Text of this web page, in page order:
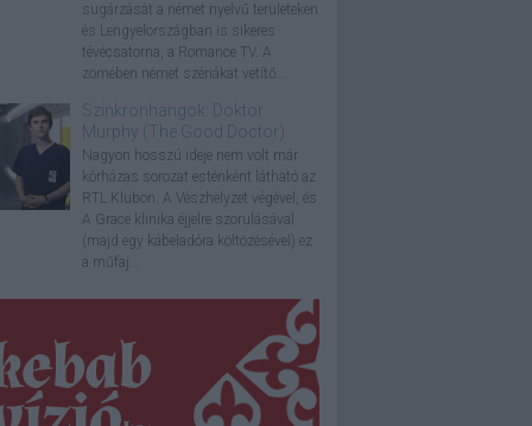
sugárzását a német nyelvű területeken
és Lengyelországban is sikeres
tévécsatorna, a Romance TV. A
zömében német szériákat vetítő...
Szinkronhangok: Doktor
Murphy (The Good Doctor)
Nagyon hosszú ideje nem volt már
kórházas sorozat esténként látható az
RTL Klubon. A Vészhelyzet végével, és
A Grace klinika éjjelre szorulásával
(majd egy kábeladóra költözésével) ez
a műfaj...